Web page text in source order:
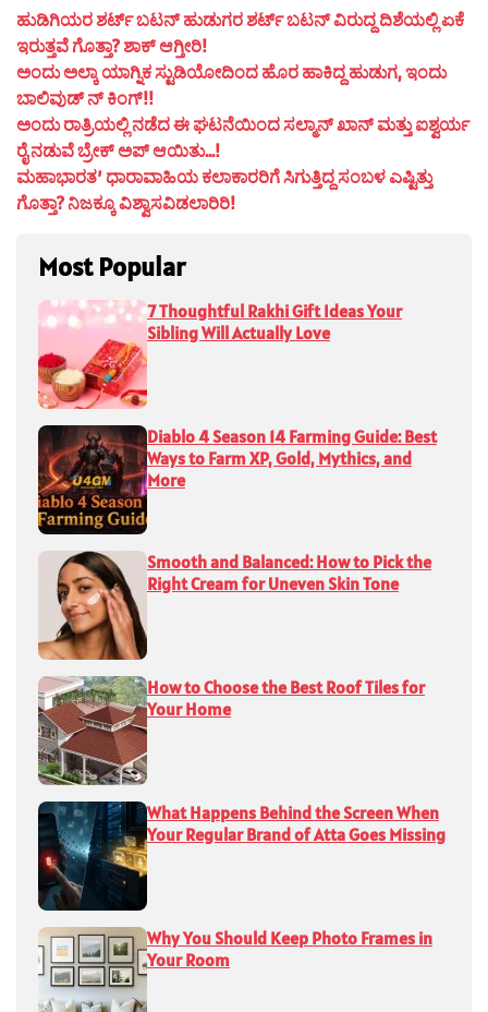
ಹುಡಿಗಿಯರ ಶರ್ಟ್ ಬಟನ್ ಹುಡುಗರ ಶರ್ಟ್ ಬಟನ್ ವಿರುದ್ದ ದಿಶೆಯಲ್ಲಿ ಏಕೆ
ಇರುತ್ತವೆ ಗೊತ್ತಾ? ಶಾಕ್ ಆಗ್ತೀರಿ!
ಅಂದು ಅಲ್ಕಾ ಯಾಗ್ನಿಕ ಸ್ಟುಡಿಯೋದಿಂದ ಹೊರ ಹಾಕಿದ್ದ ಹುಡುಗ, ಇಂದು
ಬಾಲಿವುಡ್ ನ್ ಕಿಂಗ್!!
ಅಂದು ರಾತ್ರಿಯಲ್ಲಿ ನಡೆದ ಈ ಘಟನೆಯಿಂದ ಸಲ್ಮಾನ್ ಖಾನ್ ಮತ್ತು ಐಶ್ವರ್ಯ
ರೈ ನಡುವೆ ಬ್ರೇಕ್ ಅಪ್ ಆಯಿತು…!
ಮಹಾಭಾರತ’ ಧಾರಾವಾಹಿಯ ಕಲಾಕಾರರಿಗೆ ಸಿಗುತ್ತಿದ್ದ ಸಂಬಳ ಎಷ್ಟಿತ್ತು
ಗೊತ್ತಾ? ನಿಜಕ್ಕೂ ವಿಶ್ವಾಸವಿಡಲಾರಿರಿ!
Most Popular
7 Thoughtful Rakhi Gift Ideas Your
Sibling Will Actually Love
Diablo 4 Season 14 Farming Guide: Best
Ways to Farm XP, Gold, Mythics, and
More
Smooth and Balanced: How to Pick the
Right Cream for Uneven Skin Tone
How to Choose the Best Roof Tiles for
Your Home
What Happens Behind the Screen When
Your Regular Brand of Atta Goes Missing
Why You Should Keep Photo Frames in
Your Room